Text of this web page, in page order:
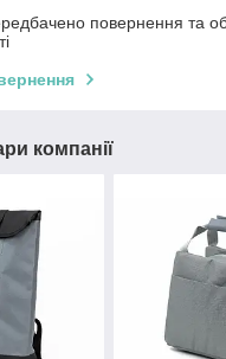
повернення та
компанії